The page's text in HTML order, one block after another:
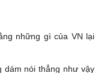
những gì của VN lại
nói thẳng như vậy